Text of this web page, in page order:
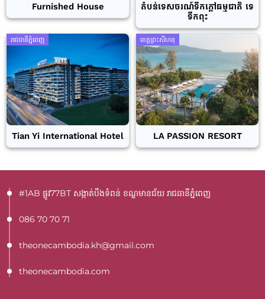
Furnished House
តំបន់ទេសចរណ៍ទឹកក្តៅធម្មជាតិ ទេ
ទឹកពុះ
រាជធានីភ្នំពេញ
Tian Yi International Hotel
ខេត្តព្រះសីហនុ
LA PASSION RESORT
#1AB ផ្លូវ77BT​ សង្កាត់បឹងទំពន់ ខណ្ឌមានជ័យ រាជធានីភ្នំពេញ
086 70 70 71
theonecambodia.kh@gmail.com
theonecambodia.com